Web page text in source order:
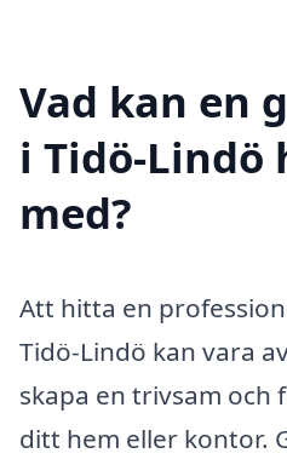
Vad kan en
i Tidö-
med?
Att hitta en
Tidö-Lindö kan vara
skapa en trivsam och
ditt hem eller kontor.